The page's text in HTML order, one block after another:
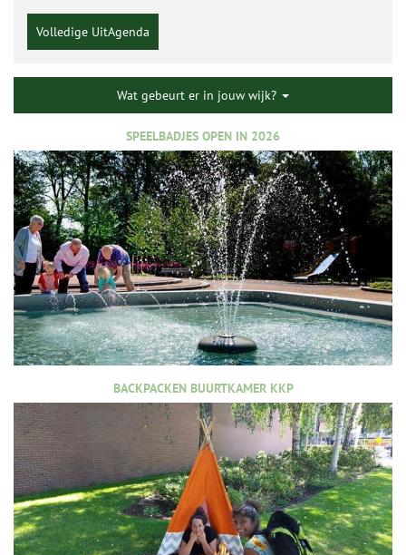
Volledige UitAgenda
Wat gebeurt er in jouw wijk?
SPEELBADJES OPEN IN 2026
BACKPACKEN BUURTKAMER KKP